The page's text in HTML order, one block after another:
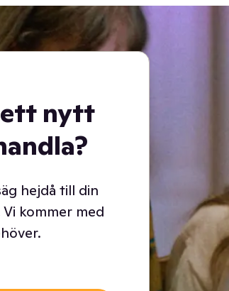
ett nytt
hejdå till din
kommer med